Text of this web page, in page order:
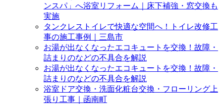
ンスパ」へ浴室リフォーム｜床下補強・窓交換も
実施
タンクレストイレで快適な空間へ！トイレ改修工
事の施工事例｜三島市
お湯が出なくなったエコキュートを交換！故障・
詰まりのなどの不具合を解説
お湯が出なくなったエコキュートを交換！故障・
詰まりのなどの不具合を解説
浴室ドア交換・洗面化粧台交換・フローリング上
張り工事｜函南町